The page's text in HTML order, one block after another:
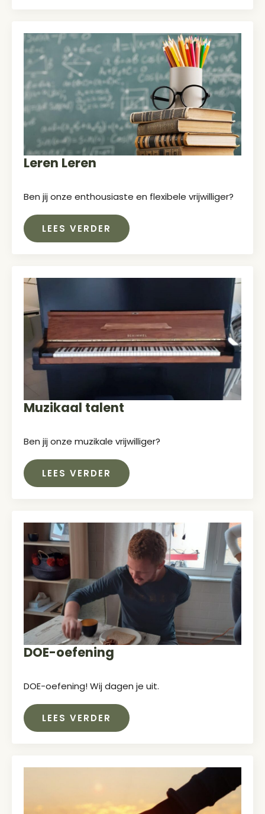
Leren Leren
Ben jij onze enthousiaste en flexibele vrijwilliger?
LEES VERDER
Muzikaal talent
Ben jij onze muzikale vrijwilliger?
LEES VERDER
DOE-oefening
DOE-oefening! Wij dagen je uit.
LEES VERDER